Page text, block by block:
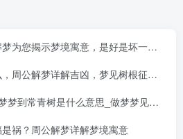
您揭示梦境寓意，是好是坏一看便知
公解梦详解吉凶，梦见树根征兆全解读
常青树是什么意思_做梦梦见常青树好不好
祸？周公解梦详解梦境寓意